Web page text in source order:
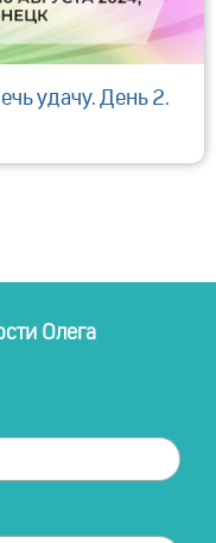
удачу. День 2.
Олега